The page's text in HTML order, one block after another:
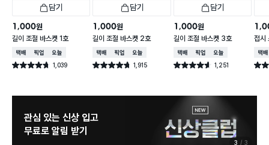
담기
1,000원
길이 조절 바스켓 1호
택배배송매장픽업오늘배송
별점 4.7점 1,039
건 작성
담기
1,000원
길이 조절 바스켓 2호
택배배송매장픽업오늘배송
별점 4.7점 1,915
건 작성
담기
1,000원
길이 조절 바스켓 3호
택배배송매장픽업오늘배송
별점 4.6점 1,251
건 작성
접시
택배
별점
관심 있는 신상 입고
무료로 알림 받기
3 3